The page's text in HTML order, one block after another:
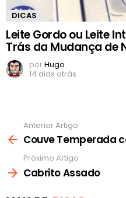
DICAS
Leite Gordo ou Leite
Trás da Mudança de
porHugo
14 dias atrás
mais
Anterior Artigo
Couve Temperada
Próximo Artigo
Cabrito Assado